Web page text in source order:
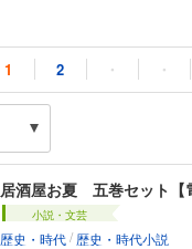
1 2 ・ ・
居酒屋お夏 五巻セット【
小説・文芸
歴史・時代/ 歴史・時代小説